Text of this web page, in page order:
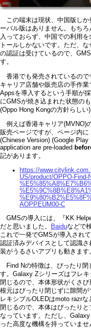
この端末は現状、中国版し
ーバル版はありません。もち
入っておらず、中国での利用
トールしかないです。ただ、
の認証は受けているので、
す。
香港でも発売されているの
キャリア店舗や販売店の手作
Appsを導入するという手順が
にGMSが焼き込まれた状態の
(Oppo Hong Kongの方針らしい)
例えば香港キャリア(MVNO)
販売ページですが、ページ内
(Chinese Version) (Google Play
application are pre-loaded
記があります。
https://
US/product/OPPO-Find-
AOPPEUM00-C
GMSの導入には、『KK
だと思いました。
Baiduなどで
これで一発でGMSが導入され
認証済みデバイスとして認識
装がうるさいアプリも動きます
Find Nの特徴は、ぴったり閉
す。Galaxy Zシリーズはフレ
閉じるので、本体形状がくさ
根元はぴったり閉じずに隙間
レキシブルOLEDはmoto razr
閉じるので、本体はぴったり
なっています。ただし、
った高度な機構を持っていませ